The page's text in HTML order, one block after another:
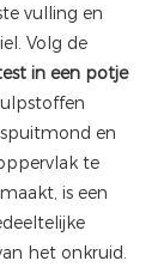
vulling en
Volg de
in een potje
en
te
maakt, is een
het onkruid.